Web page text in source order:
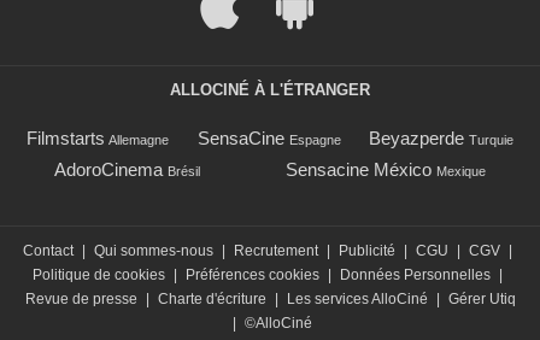
ALLOCINÉ À L'ÉTRANGER
Filmstarts Allemagne SensaCine Espagne Beyazperde Turquie
AdoroCinema Brésil Sensacine México Mexique
Contact Qui sommes-nous Recrutement Publicité CGU CGV
Politique de cookies
Préférences cookies Données Personnelles
Revue de presse
Charte d'écriture Les services AlloCiné
Gérer Utiq
©AlloCiné